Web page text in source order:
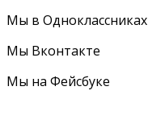
Мы в Одноклассниках
Мы Вконтакте
Мы на Фейсбуке